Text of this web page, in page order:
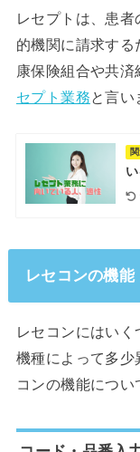
レセプトは、患
的機関に請求す
康保険組合や共
セプト業務と言い
レセコンの機能
レセコンにはい
機種によって多少
コンの機能につい